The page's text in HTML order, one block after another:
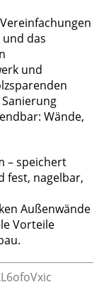
das
und
Wände,
– speichert
fest, nagelbar,
Außenwände
Vorteile